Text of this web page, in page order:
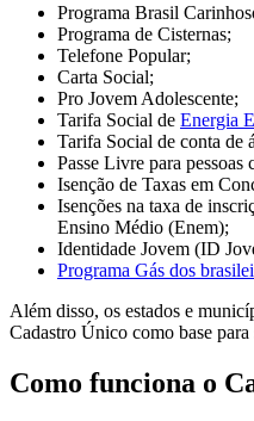
Programa Brasil
Programa de Cisternas;
Telefone Popular;
Carta Social;
Pro Jovem Adolescente;
Tarifa Social de Energia
Tarifa Social de conta de
Passe Livre para pessoas
Isenção de Taxas em
Isenções na taxa de
Ensino Médio (Enem);
Identidade Jovem (ID
Programa Gás dos
Além disso, os estados e
Cadastro Único como base para
Como funciona o